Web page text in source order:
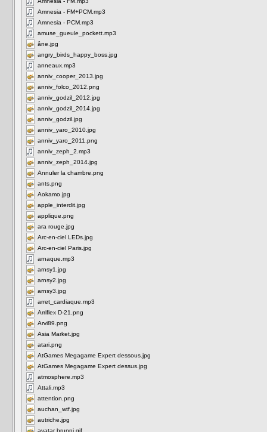
Amnesia - FM+PCM.mp3
Amnesia - PCM.mp3
amuse_gueule_pockett.mp3
âne.jpg
angry_birds_happy_boss.jpg
anneaux.mp3
anniv_cooper_2013.jpg
anniv_folco_2012.png
anniv_godzil_2012.jpg
anniv_godzil_2014.jpg
anniv_godzil.jpg
anniv_yaro_2010.jpg
anniv_yaro_2011.png
anniv_zeph_2.mp3
anniv_zeph_2014.jpg
Annuler la chambre.png
ants.png
Aokamo.jpg
apple_interdit.jpg
applique.png
ara rouge.jpg
Arc-en-ciel LEDs.jpg
Arc-en-ciel Paris.jpg
arnaque.mp3
arnsy1.jpg
arnsy2.jpg
arnsy3.jpg
arret_cardiaque.mp3
Arriflex D-21.png
Arvi89.png
Asia Market.jpg
atari.png
AtGames Megagame Expert dessous.jpg
AtGames Megagame Expert dessus.jpg
atmosphere.mp3
Attali.mp3
attention.png
auchan_wtf.jpg
autriche.jpg
avatar brunni.gif